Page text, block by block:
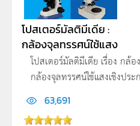
โปสเตอร์มัลติมีเดีย :
กล้องจุลทรรศน์ใช้แสง
โปสเตอร์มัลติมีเดีย เรื่อง กล้
กล้องจุลทรรศน์ใช้แสงเชิงปร
63,691